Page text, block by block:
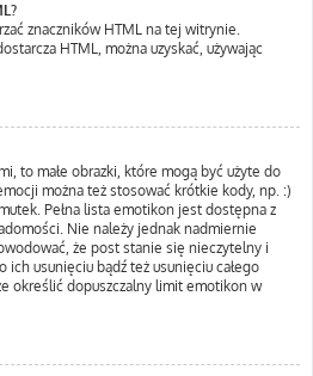
znaczników HTML na tej witrynie.
HTML, można uzyskać, używając
to małe obrazki, które mogą być użyte do
można też stosować krótkie kody, np. :)
Pełna lista emotikon jest dostępna z
Nie należy jednak nadmiernie
że post stanie się nieczytelny i
usunięciu bądź też usunięciu całego
określić dopuszczalny limit emotikon w